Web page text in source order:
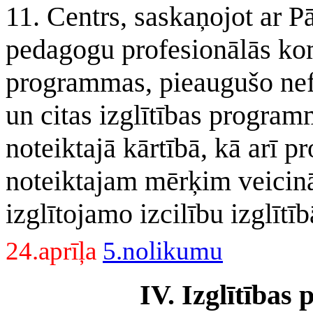
11. Centrs, saskaņojot ar
pedagogu profesionālās
programmas, pieaugušo
un citas izglītības
noteiktajā kārtībā, kā arī
noteiktajam mērķim
izglītojamo izcilību
24.aprīļa 5.nolikumu
IV. Izglītības